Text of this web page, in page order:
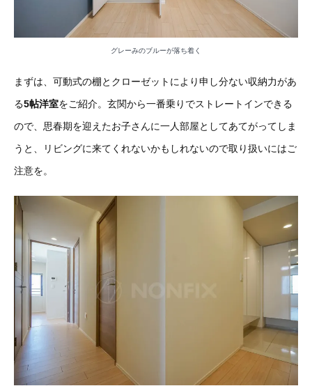
グレーみのブルーが落ち着く
まずは、可動式の棚とクローゼットにより申し分ない収納力があ
る5帖洋室をご紹介。玄関から一番乗りでストレートインできる
ので、思春期を迎えたお子さんに一人部屋としてあてがってしま
うと、リビングに来てくれないかもしれないので取り扱いにはご
注意を。